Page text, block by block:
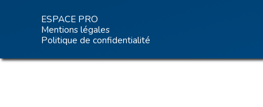
ESPACE PRO
Mentions légales
Politique de confidentialité